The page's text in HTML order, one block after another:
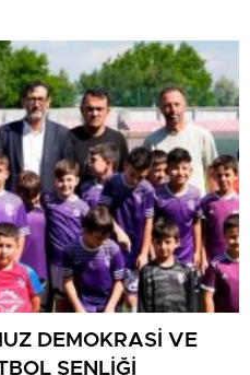
DEMOKRASİ VE
ŞENLİĞİ